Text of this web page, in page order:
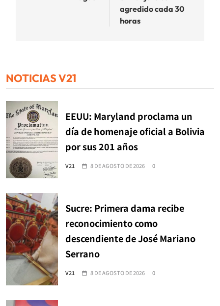
entradas
agredido cada 30
horas
NOTICIAS V21
EEUU: Maryland proclama un
día de homenaje oficial a Bolivia
por sus 201 años
V21 8 DE AGOSTO DE 2026 0
Sucre: Primera dama recibe
reconocimiento como
descendiente de José Mariano
Serrano
V21 8 DE AGOSTO DE 2026 0